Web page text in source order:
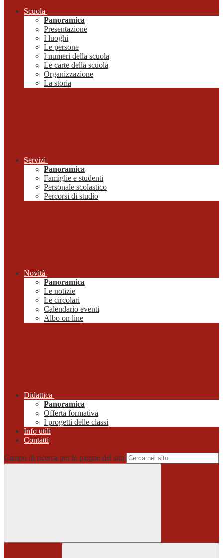
Scuola
Panoramica
Presentazione
I luoghi
Le persone
I numeri della scuola
Le carte della scuola
Organizzazione
La storia
Servizi
Panoramica
Famiglie e studenti
Personale scolastico
Percorsi di studio
Novità
Panoramica
Le notizie
Le circolari
Calendario eventi
Albo on line
Didattica
Panoramica
Offerta formativa
I progetti delle classi
Info utili
Contatti
Campo di ricerca per le pagine del sito